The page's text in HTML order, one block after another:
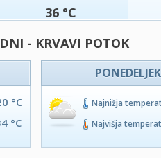
36 °C
- KRVAVI POTOK
°C
°C
PONEDELJEK
Najnižja
Najvišja